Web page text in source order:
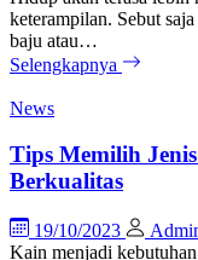
keterampilan. Sebut
baju atau…
Selengkapnya
News
Tips Memilih
Berkualitas
19/10/2023
Kain menjadi